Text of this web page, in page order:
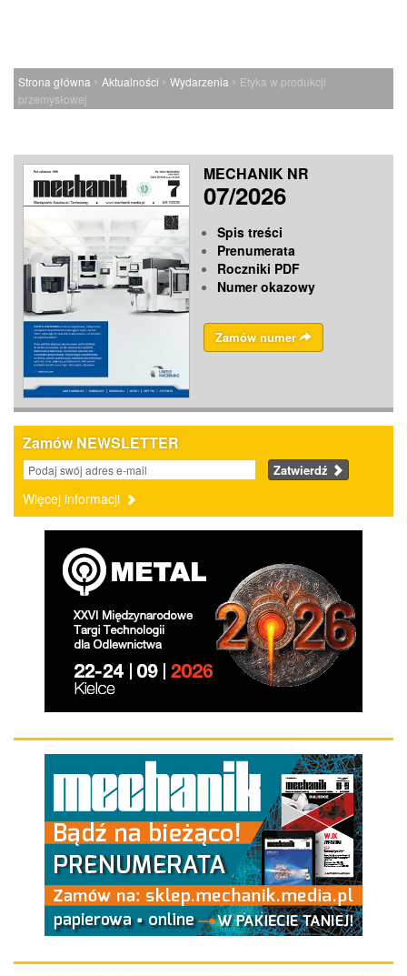
Strona główna › Aktualności › Wydarzenia › Etyka w produkcji
przemysłowej
MECHANIK NR
07/2026
Spis treści
Prenumerata
Roczniki PDF
Numer okazowy
Zamów numer
Zamów NEWSLETTER
Zatwierdź
Więcej informacji